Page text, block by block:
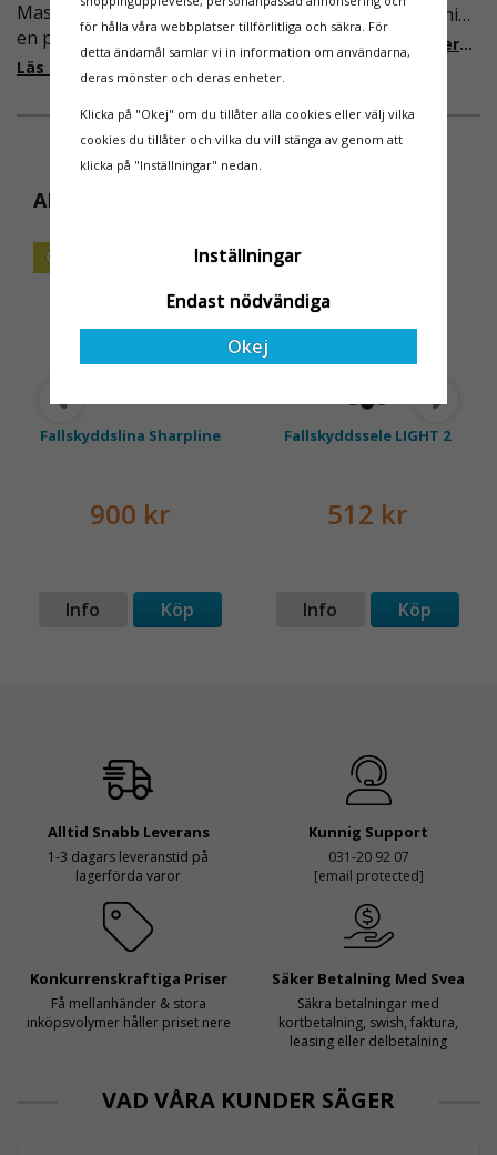
Maskinuthyrning behövde
en pålitlig partner inom
fallskydd och
säkerhetslösningar föll
valet på
Ställningsprodukter.se.
Med daglig verksamhet på
hög höjd är det avgörande
med en leverantör som
både har rätt produkter
våra regler för rullställning
i Sverige slappare än de
från EU i skrivande stund,
ändring på. Från och med
2025 träder nya
föreskrifter i kraft i
Läs mer om de nya reglerna!
ANDRA KÖPTE ÄVEN
OLIKA LÄNGDER
Fallskyddslina Sharpline
900 kr
Info Köp
Fallskyddssele LIGHT 2
512 kr
Info Köp
Alltid Snabb Leverans
1-3 dagars leveranstid på
lagerförda varor
Kunnig Support
031-20 92 07
[email protected]
Konkurrenskraftiga Priser
Få mellanhänder & stora
inköpsvolymer håller priset nere
Säker Betalning Med Svea
Säkra betalningar med
kortbetalning, swish, faktura,
leasing eller delbetalning
VAD VÅRA KUNDER SÄGER
för hålla våra webbplatser tillförlitliga och säkra. För
detta ändamål samlar vi in information om användarna,
deras mönster och deras enheter.
Klicka på "Okej" om du tillåter alla cookies eller välj vilka
cookies du tillåter och vilka du vill stänga av genom att
klicka på "Inställningar" nedan.
Inställningar
Endast nödvändiga
Okej